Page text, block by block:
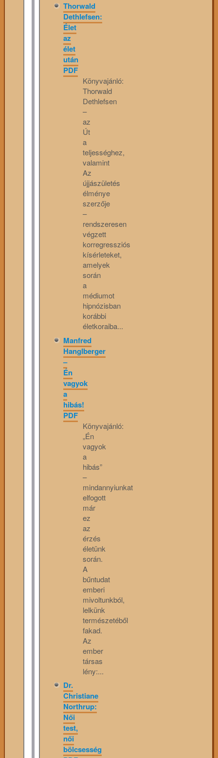
Thorwald
Dethlefsen:
Élet
az
élet
után
PDF
Könyvajánló:
Thorwald
Dethlefsen
–
az
Út
a
teljességhez,
valamint
Az
újjászületés
élménye
szerzője
–
rendszeresen
végzett
korregressziós
kísérleteket,
amelyek
során
a
médiumot
hipnózisban
korábbi
életkoraiba...
Manfred
Hanglberger
–
Én
vagyok
a
hibás!
PDF
Könyvajánló:
„Én
vagyok
a
hibás”
–
mindannyiunkat
elfogott
már
ez
az
érzés
életünk
során.
A
bűntudat
emberi
mivoltunkból,
lelkünk
természetéből
fakad.
Az
ember
társas
lény:...
Dr.
Christiane
Northrup:
Női
test,
női
bölcsesség